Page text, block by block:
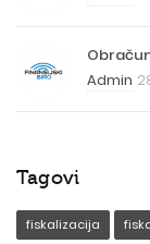
Admin
Tagovi
fiskalizacija